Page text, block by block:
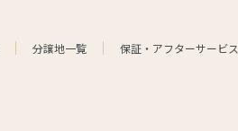
分譲地一覧 保証・アフターサービス